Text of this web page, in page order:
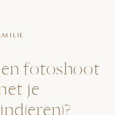
fotoshoot
je